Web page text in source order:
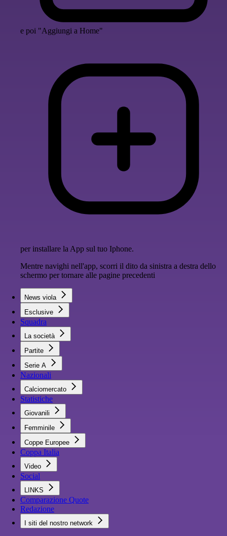
e poi "Aggiungi a Home"
per installare la App sul tuo Iphone.
Mentre navighi nell'app, scorri il dito da sinistra a destra dello
schermo per tornare alle pagine precedenti
News viola
Esclusive
Squadra
La società
Partite
Serie A
Nazionali
Calciomercato
Statistiche
Giovanili
Femminile
Coppe Europee
Coppa Italia
Video
Social
LINKS
Comparazione Quote
Redazione
I siti del nostro network